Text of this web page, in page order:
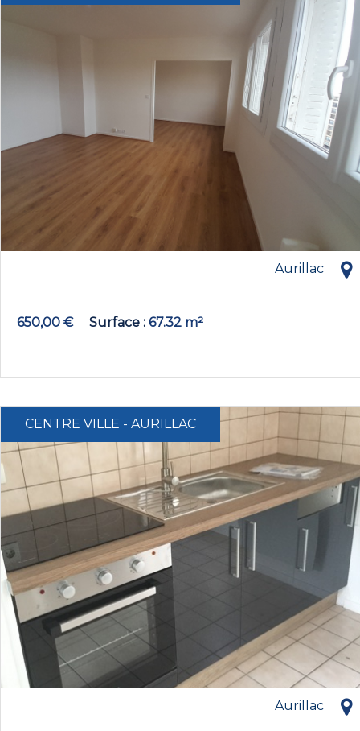
Aurillac
650,00 € Surface 67.32 m²
CENTRE VILLE - AURILLAC
Aurillac